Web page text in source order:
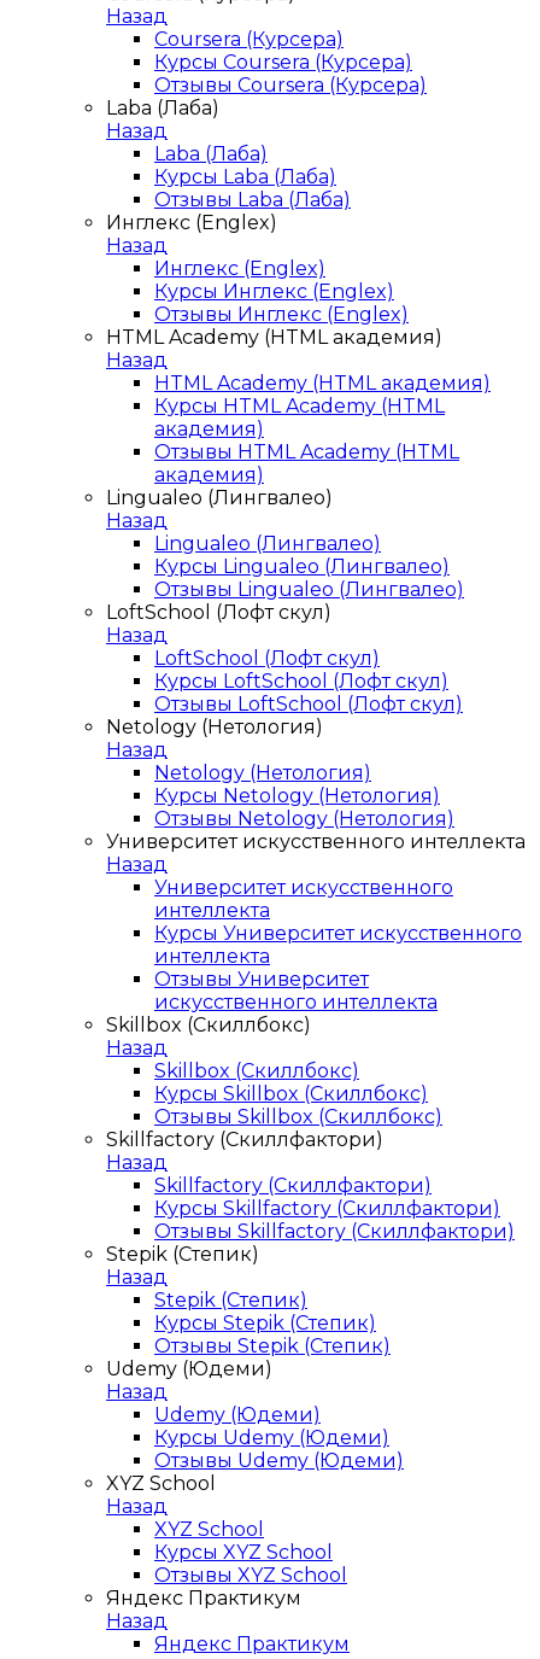
Назад
Coursera (Курсера)
Курсы Coursera (Курсера)
Отзывы Coursera (Курсера)
Laba (Лаба)
Назад
Laba (Лаба)
Курсы Laba (Лаба)
Отзывы Laba (Лаба)
Инглекс (Englex)
Назад
Инглекс (Englex)
Курсы Инглекс (Englex)
Отзывы Инглекс (Englex)
HTML Academy (HTML академия)
Назад
HTML Academy (HTML академия)
Курсы HTML Academy (HTML
академия)
Отзывы HTML Academy (HTML
академия)
Lingualeo (Лингвалео)
Назад
Lingualeo (Лингвалео)
Курсы Lingualeo (Лингвалео)
Отзывы Lingualeo (Лингвалео)
LoftSchool (Лофт скул)
Назад
LoftSchool (Лофт скул)
Курсы LoftSchool (Лофт скул)
Отзывы LoftSchool (Лофт скул)
Netology (Нетология)
Назад
Netology (Нетология)
Курсы Netology (Нетология)
Отзывы Netology (Нетология)
Университет искусственного интеллекта
Назад
Университет искусственного
интеллекта
Курсы Университет искусственного
интеллекта
Отзывы Университет
искусственного интеллекта
Skillbox (Скиллбокс)
Назад
Skillbox (Скиллбокс)
Курсы Skillbox (Скиллбокс)
Отзывы Skillbox (Скиллбокс)
Skillfactory (Скиллфактори)
Назад
Skillfactory (Скиллфактори)
Курсы Skillfactory (Скиллфактори)
Отзывы Skillfactory (Скиллфактори)
Stepik (Степик)
Назад
Stepik (Степик)
Курсы Stepik (Степик)
Отзывы Stepik (Степик)
Udemy (Юдеми)
Назад
Udemy (Юдеми)
Курсы Udemy (Юдеми)
Отзывы Udemy (Юдеми)
XYZ School
Назад
XYZ School
Курсы XYZ School
Отзывы XYZ School
Яндекс Практикум
Назад
Яндекс Практикум